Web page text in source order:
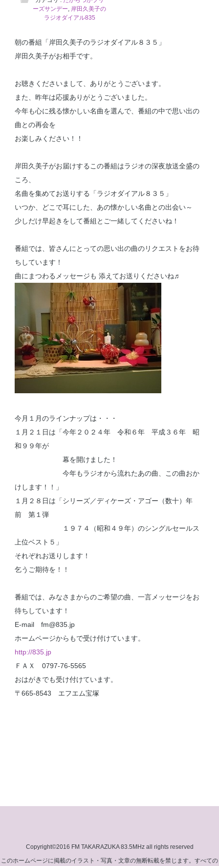
ーズサンデー, 岸田久美子の
ラジオダイアル835
朝の番組「岸田久美子のラジオダイアル８３５」
岸田久美子がお相手です。
お聴きくださいまして、ありがとうございます。
また、昨年は応援ありがとうございました。
今年も心に残る懐かしい名曲を選んで、番組の中で思い出の
曲との再会を
お楽しみください！！
岸田久美子がお届けするこの番組はラジオの深夜放送全盛の
ころ、
名曲を集めてお送りする「ラジオダイアル８３５」
いつか、どこで耳にした、あの懐かしい名曲との出会い～
少しだけ早起きをして番組とご一緒してくださいね！
番組では、皆さんにとっての思い出の曲のリクエストをお待
ちしています！
曲にまつわるメッセージも 添えてお送りくださいね♬
今月１月のラインナップは・・・
１月２１日は「今年２０２４年 令和６年 平成３６年 昭
和９９年が
幕を開けました！
今年もラジオから流れたあの曲、この曲おか
けします！！」
１月２８日は「シリーズ／ディケーズ・アゴー（数十）年
前 第１弾
１９７４（昭和４９年）のシングルセールス
上位ベスト５」
それぞれお送りします！
乞うご期待を！！
番組では、みなさまからのご希望の曲、一言メッセージをお
待ちしています！
E-mail fm@835.jp
ホームページからもで受け付けています。
http://835.jp
ＦＡＸ 0797-76-5565
おはがきでも受け付けています。
〒665-8543 エフエム宝塚
Copyright©2016 FM TAKARAZUKA 83.5MHz all rights reserved
このホームページに掲載のイラスト・写真・文章の無断転載を禁じます。すべての